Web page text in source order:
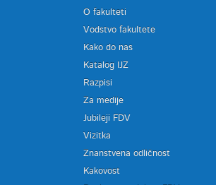
O fakulteti
Vodstvo fakultete
Kako do nas
Katalog IJZ
Razpisi
Za medije
Jubileji FDV
Vizitka
Znanstvena odličnost
Kakovost